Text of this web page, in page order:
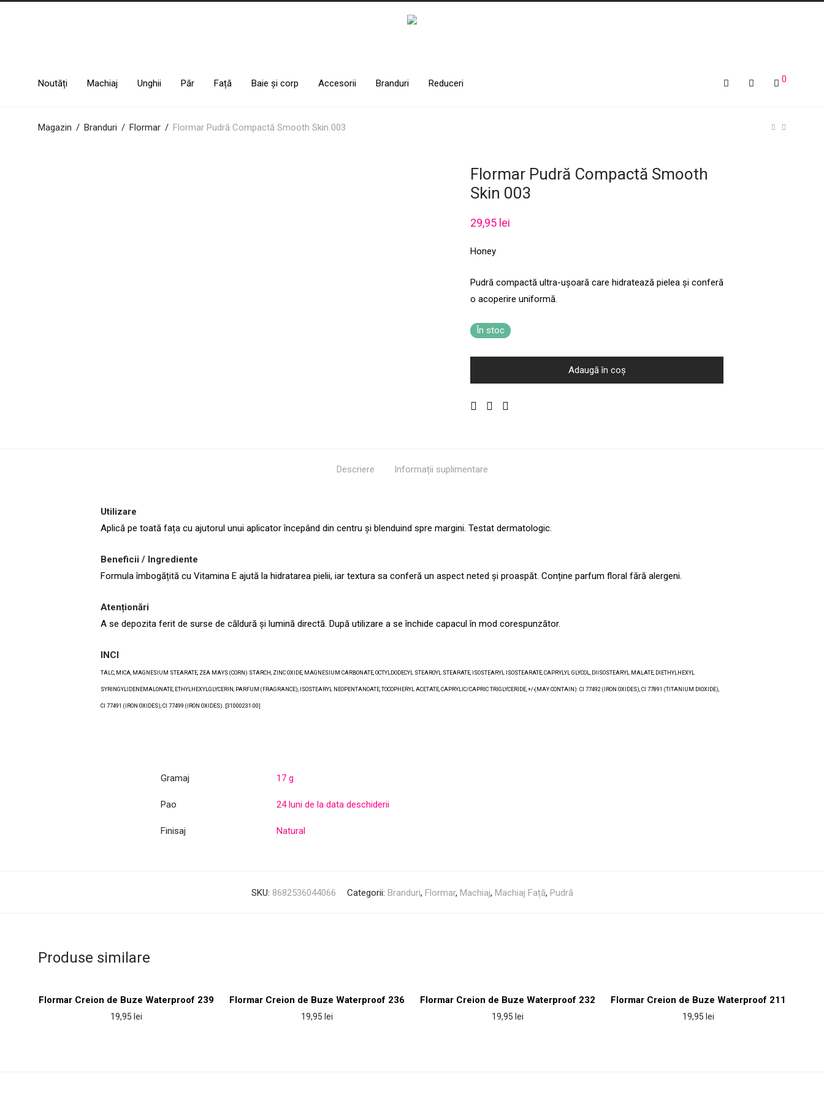
Noutăți Machiaj Unghii Păr Față Baie și corp Accesorii Branduri Reduceri 0
Magazin / Branduri / Flormar / Flormar Pudră Compactă Smooth Skin 003
Flormar Pudră Compactă Smooth
Skin 003
29,95 lei
Honey
Pudră compactă ultra-ușoară care hidratează pielea și conferă
o acoperire uniformă.
În stoc
Adaugă în coș
Descriere Informații suplimentare
Utilizare
Aplică pe toată fața cu ajutorul unui aplicator începând din centru și blenduind spre margini. Testat dermatologic.
Beneficii / Ingrediente
Formula îmbogățită cu Vitamina E ajută la hidratarea pielii, iar textura sa conferă un aspect neted și proaspăt. Conține parfum floral fără alergeni.
Atenționări
A se depozita ferit de surse de căldură și lumină directă. După utilizare a se închide capacul în mod corespunzător.
INCI
TALC, MICA, MAGNESIUM STEARATE, ZEA MAYS (CORN) STARCH, ZINC OXIDE, MAGNESIUM CARBONATE, OCTYLDODECYL STEAROYL STEARATE, ISOSTEARYL ISOSTEARATE, CAPRYLYL GLYCOL, DIISOSTEARYL MALATE, DIETHYLHEXYL
SYRINGYLIDENEMALONATE, ETHYLHEXYLGLYCERIN, PARFUM (FRAGRANCE), ISOSTEARYL NEOPENTANOATE, TOCOPHERYL ACETATE, CAPRYLIC/CAPRIC TRIGLYCERIDE, +/-(MAY CONTAIN): CI 77492 (IRON OXIDES), CI 77891 (TITANIUM DIOXIDE),
CI 77491 (IRON OXIDES), CI 77499 (IRON OXIDES). [31000231.00]
Gramaj 17 g
Pao 24 luni de la data deschiderii
Finisaj Natural
SKU: 8682536044066 Categorii: Branduri, Flormar, Machiaj, Machiaj Față, Pudră
Produse similare
Flormar Creion de Buze Waterproof 239
19,95 lei
Flormar Creion de Buze Waterproof 236
19,95 lei
Flormar Creion de Buze Waterproof 232
19,95 lei
Flormar Creion de Buze Waterproof 211
19,95 lei